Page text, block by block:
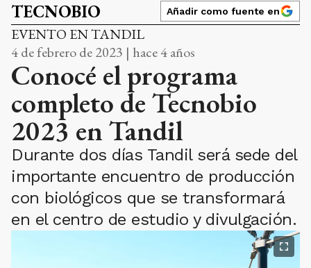
TECNOBIO Añadir como fuente en
EVENTO EN TANDIL
4 de febrero de 2023 | hace 4 años
Conocé el programa
completo de Tecnobio
2023 en Tandil
Durante dos días Tandil será sede del
importante encuentro de producción
con biológicos que se transformará
en el centro de estudio y divulgación.